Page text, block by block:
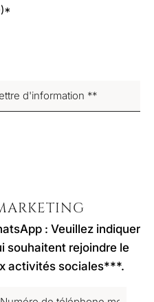
: Veuillez indiquer
souhaitent rejoindre le
activités sociales***.